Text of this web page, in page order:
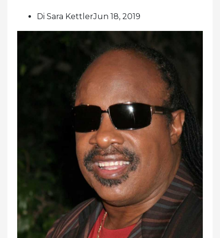
Di Sara KettlerJun 18, 2019